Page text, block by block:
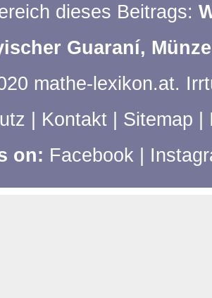
dieses Beitrags:
Guaraní,
mathe-lexikon.at.
Kontakt Sitemap
on: Facebook